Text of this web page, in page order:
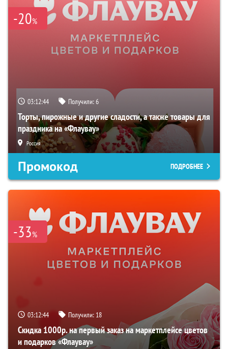
-20%
03:12:44 Получили:6
Торты, пирожные и другие сладости, а также товары для
праздника на «Флаувау»
Россия
Промокод ПОДРОБНЕЕ
-33%
03:12:44 Получили: 18
Скидка 1000р. на первый заказ на маркетплейсе цветов
и подарков «Флаувау»